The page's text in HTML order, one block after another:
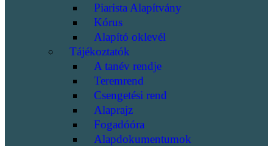
Piarista Alapítvány
Kórus
Alapító oklevél
Tájékoztatók
A tanév rendje
Teremrend
Csengetési rend
Alaprajz
Fogadóóra
Alapdokumentumok